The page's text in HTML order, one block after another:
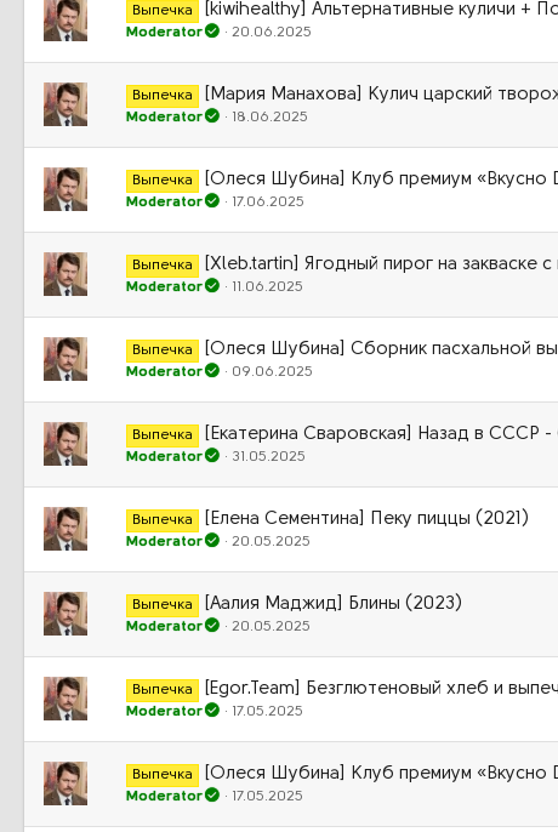
Выпечка [kiwihealthy] Альтернативные куличи +
Moderator 20.06.2025
Выпечка [Мария Манахова] Кулич царский
Moderator 18.06.2025
Выпечка [Олеся Шубина] Клуб премиум «Вкусно
Moderator 17.06.2025
Выпечка [Xleb.tartin] Ягодный пирог на закваске
Moderator 11.06.2025
Выпечка [Олеся Шубина] Сборник пасхальной
Moderator 09.06.2025
Выпечка [Екатерина Сваровская] Назад в СССР
Moderator 31.05.2025
Выпечка [Елена Сементина] Пеку пиццы (2021)
Moderator 20.05.2025
Выпечка [Аалия Маджид] Блины (2023)
Moderator 20.05.2025
Выпечка [Egor.Team] Безглютеновый хлеб и
Moderator 17.05.2025
Выпечка [Олеся Шубина] Клуб премиум «Вкусно
Moderator 17.05.2025